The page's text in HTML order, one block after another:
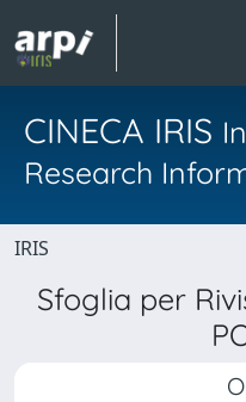
CINECA IRIS
Research
IRIS
Sfoglia per